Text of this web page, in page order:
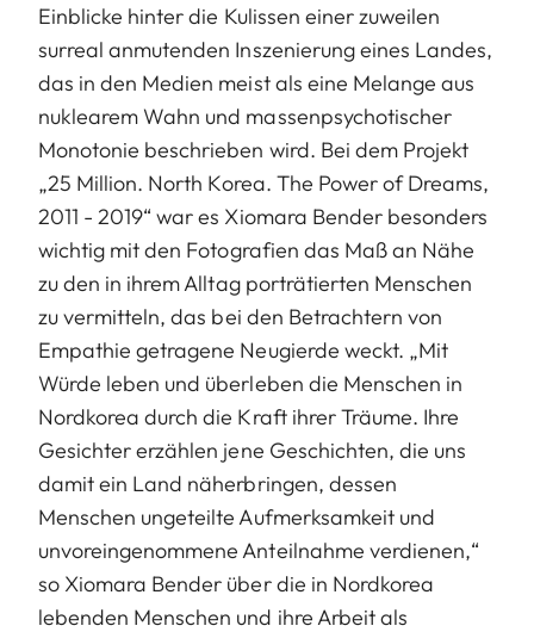
Einblicke hinter die Kulissen einer zuweilen
surreal anmutenden Inszenierung eines Landes,
das in den Medien meist als eine Melange aus
nuklearem Wahn und massenpsychotischer
Monotonie beschrieben wird. Bei dem Projekt
„25 Million. North Korea. The Power of Dreams,
2011 - 2019“ war es Xiomara Bender besonders
wichtig mit den Fotografien das Maß an Nähe
zu den in ihrem Alltag porträtierten Menschen
zu vermitteln, das bei den Betrachtern von
Empathie getragene Neugierde weckt. „Mit
Würde leben und überleben die Menschen in
Nordkorea durch die Kraft ihrer Träume. Ihre
Gesichter erzählen jene Geschichten, die uns
damit ein Land näherbringen, dessen
Menschen ungeteilte Aufmerksamkeit und
unvoreingenommene Anteilnahme verdienen,“
so Xiomara Bender über die in Nordkorea
lebenden Menschen und ihre Arbeit als